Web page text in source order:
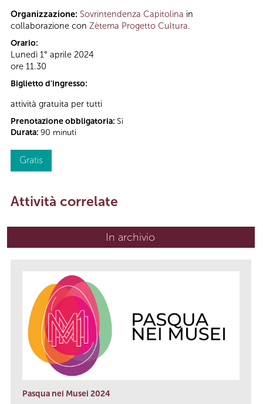
Organizzazione: Sovrintendenza Capitolina in
collaborazione con Zètema Progetto Cultura.
Orario:
Lunedì 1° aprile 2024
ore 11.30
Biglietto d'ingresso:
attività gratuita per tutti
Prenotazione obbligatoria: Sì
Durata: 90 minuti
Gratis
Attività correlate
In archivio
Pasqua nei Musei 2024